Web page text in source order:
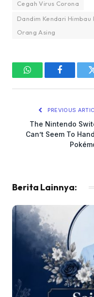
Cegah Virus Corona
Dandim Kendari
Orang Asing
WhatsAppFacebook
PREVIOUS
The Nintendo
Can’t Seem To
Berita Lainnya: